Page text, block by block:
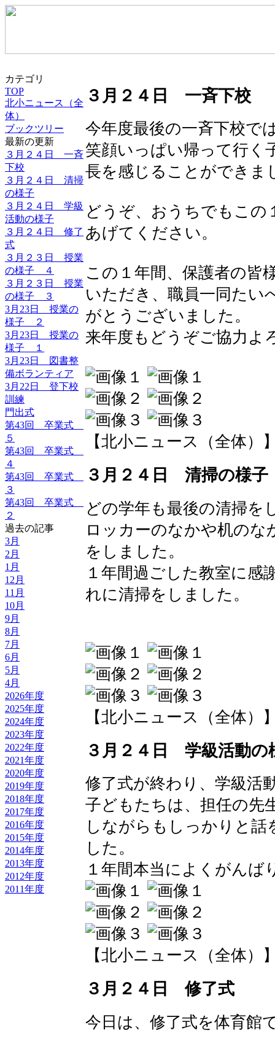
カテゴリ
TOP
北小ニュース（全
体）
ブックツリー
最新の更新
３月２４日 一斉
下校
３月２４日 清掃
の様子
３月２４日 学級
活動の様子
３月２４日 修了
式
３月２３日 授業
の様子 ４
３月２３日 授業
の様子 ３
3月23日 授業の
様子 ２
3月23日 授業の
様子 １
3月23日 図書整
備ボランティア
3月22日 登下校
訓練
門出式
第43回 卒業式
５
第43回 卒業式
４
第43回 卒業式
３
第43回 卒業式
２
過去の記事
3月
2月
1月
12月
11月
10月
9月
8月
7月
6月
5月
4月
2026年度
2025年度
2024年度
2023年度
2022年度
2021年度
2020年度
2019年度
2018年度
2017年度
2016年度
2015年度
2014年度
2013年度
2012年度
2011年度
３月２４日 一斉下校
今年度最後の一斉下校で
笑顔いっぱい帰って行く
長を感じることができま
どうぞ、おうちでもこの
あげてください。
この１年間、保護者の皆
いただき、職員一同たい
がとうございました。
来年度もどうぞご協力よ
【北小ニュース（全体）
３月２４日 清掃の様子
どの学年も最後の清掃を
ロッカーのなかや机のな
をしました。
１年間過ごした教室に感
れに清掃をしました。
【北小ニュース（全体）
３月２４日 学級活動の
修了式が終わり、学級活
子どもたちは、担任の先
しながらもしっかりと話
した。
１年間本当によくがんば
【北小ニュース（全体）
３月２４日 修了式
今日は、修了式を体育館